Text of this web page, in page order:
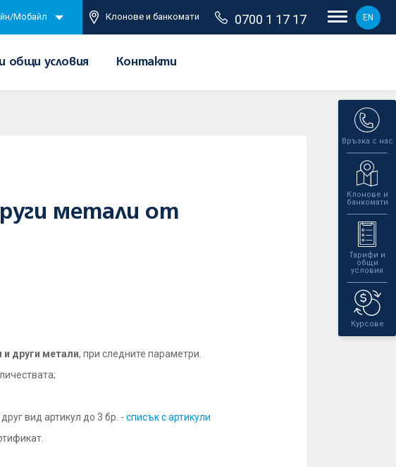
Мобайл Клонове и банкомати 0700 1 17 17 EN
общи условия Контакти
Връзка с нас
Клонове и
банкомати
Тарифи и
общи
условия
Курсове
метали от
други метали, при следните параметри.
вид артикул до 3 бр. - списък с артикули